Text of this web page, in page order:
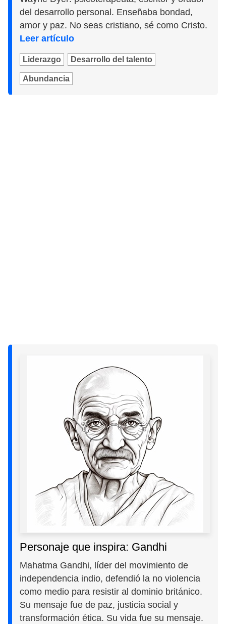
del desarrollo personal. Enseñaba bondad,
amor y paz. No seas cristiano, sé como Cristo.
Leer artículo
Liderazgo Desarrollo del talento
Abundancia
Personaje que inspira: Gandhi
Mahatma Gandhi, líder del movimiento de
independencia indio, defendió la no violencia
como medio para resistir al dominio británico.
Su mensaje fue de paz, justicia social y
transformación ética. Su vida fue su mensaje.